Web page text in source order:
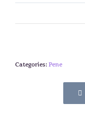
Categories:Pene